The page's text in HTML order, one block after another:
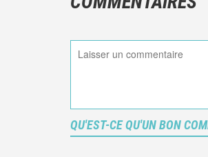
QU'EST-CE QU'UN BON